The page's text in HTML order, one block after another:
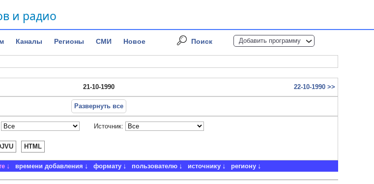
и радио
Каналы Регионы СМИ Новое Поиск Добавить программу
21-10-1990 22-10-1990 >>
Развернуть все
Источник:
HTML
времени добавления формату пользователю источнику региону